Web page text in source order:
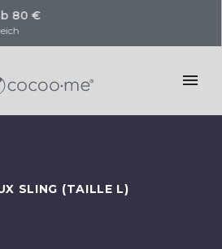
SLING (TAILLE L)